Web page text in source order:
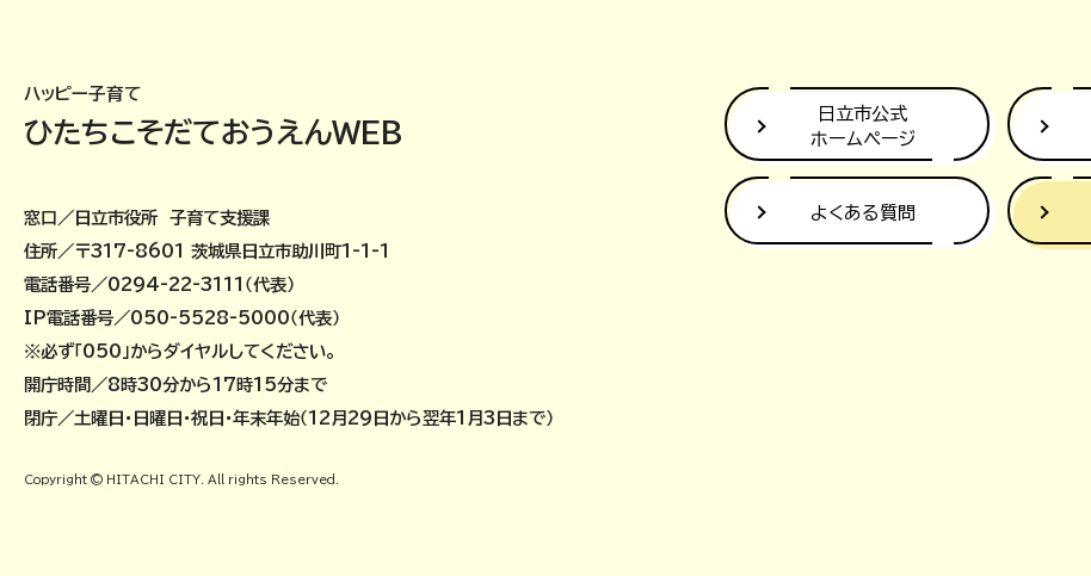
ハッピー子育て
ひたちこそだておうえんWEB
窓口／日立市役所 子育て支援課
住所／〒317-8601 茨城県日立市助川町1-1-1
電話番号／0294-22-3111（代表）
IP電話番号／050-5528-5000（代表）
※必ず「050」からダイヤルしてください。
開庁時間／8時30分から17時15分まで
閉庁／土曜日・日曜日・祝日・年末年始（12月29日から翌年1月3日まで）
Copyright © HITACHI CITY. All rights Reserved.
日立市公式
ホームページ
よくある質問